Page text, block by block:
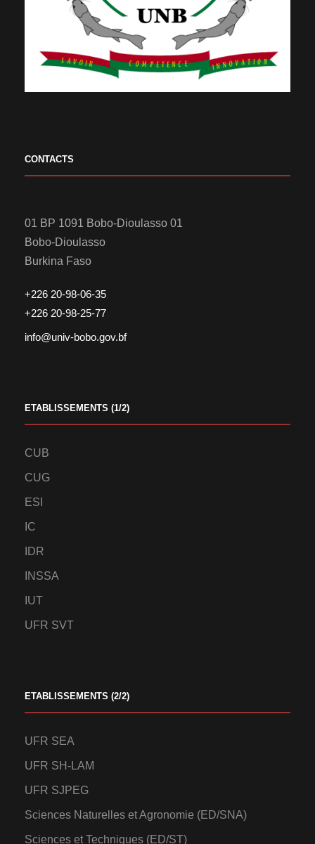
CONTACTS
01 BP 1091 Bobo-Dioulasso 01
Bobo-Dioulasso
Burkina Faso
+226 20-98-06-35
+226 20-98-25-77
info@univ-bobo.gov.bf
ETABLISSEMENTS (1/2)
CUB
CUG
ESI
IC
IDR
INSSA
IUT
UFR SVT
ETABLISSEMENTS (2/2)
UFR SEA
UFR SH-LAM
UFR SJPEG
Sciences Naturelles et Agronomie (ED/SNA)
Sciences et Techniques (ED/ST)